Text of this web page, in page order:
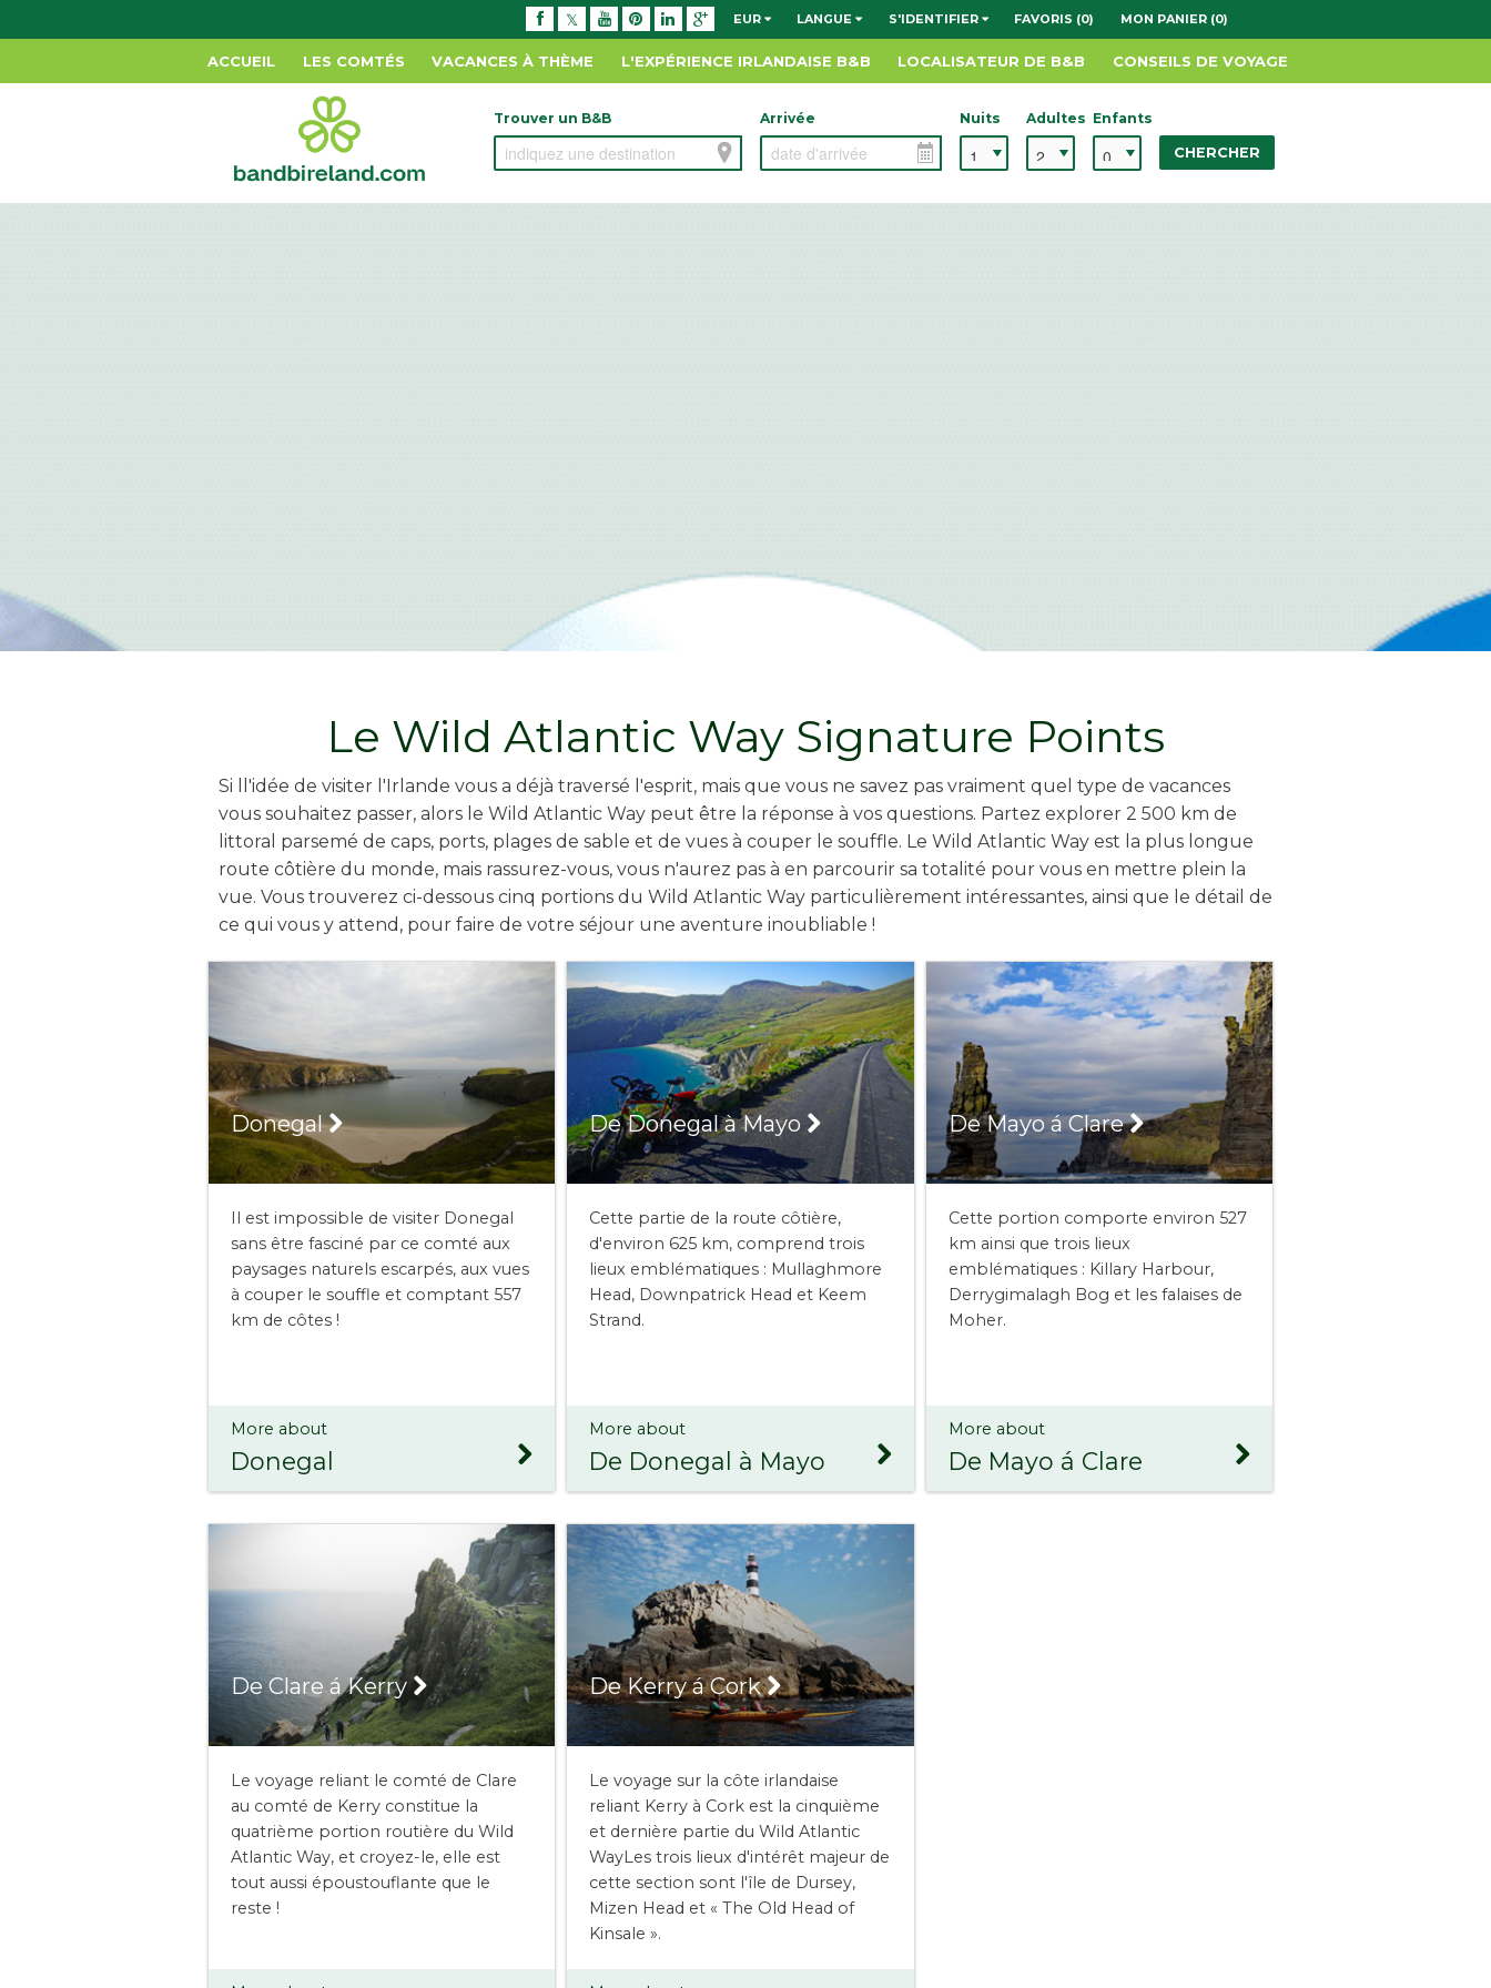
EUR LANGUE S'IDENTIFIER FAVORIS (0) MON PANIER (0)
ACCUEIL LES COMTÉS VACANCES À THÈME L'EXPÉRIENCE IRLANDAISE B&B LOCALISATEUR DE B&B CONSEILS DE VOYAGE
Trouver un B&B Arrivée Nuits Adultes Enfants
CHERCHER
Le Wild Atlantic Way Signature Points
Si ll'idée de visiter l'Irlande vous a déjà traversé l'esprit, mais que vous ne savez pas vraiment quel type de vacances
vous souhaitez passer, alors le Wild Atlantic Way peut être la réponse à vos questions. Partez explorer 2 500 km de
littoral parsemé de caps, ports, plages de sable et de vues à couper le souffle. Le Wild Atlantic Way est la plus longue
route côtière du monde, mais rassurez-vous, vous n'aurez pas à en parcourir sa totalité pour vous en mettre plein la
vue. Vous trouverez ci-dessous cinq portions du Wild Atlantic Way particulièrement intéressantes, ainsi que le détail de
ce qui vous y attend, pour faire de votre séjour une aventure inoubliable !
Donegal
Il est impossible de visiter Donegal
sans être fasciné par ce comté aux
paysages naturels escarpés, aux vues
à couper le souffle et comptant 557
km de côtes !
More about
Donegal
De Donegal à Mayo
Cette partie de la route côtière,
d'environ 625 km, comprend trois
lieux emblématiques : Mullaghmore
Head, Downpatrick Head et Keem
Strand.
More about
De Donegal à Mayo
De Mayo á Clare
Cette portion comporte environ 527
km ainsi que trois lieux
emblématiques : Killary Harbour,
Derrygimalagh Bog et les falaises de
Moher.
More about
De Mayo á Clare
De Clare á Kerry
Le voyage reliant le comté de Clare
au comté de Kerry constitue la
quatrième portion routière du Wild
Atlantic Way, et croyez-le, elle est
tout aussi époustouflante que le
reste !
De Kerry á Cork
Le voyage sur la côte irlandaise
reliant Kerry à Cork est la cinquième
et dernière partie du Wild Atlantic
WayLes trois lieux d'intérêt majeur de
cette section sont l'île de Dursey,
Mizen Head et « The Old Head of
Kinsale ».